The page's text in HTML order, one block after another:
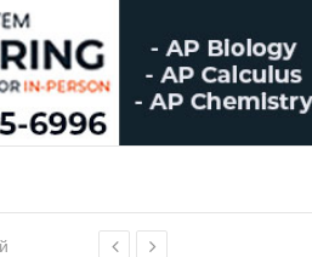
основе